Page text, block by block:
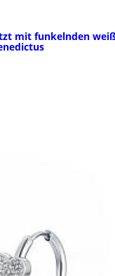
mit funkelnden